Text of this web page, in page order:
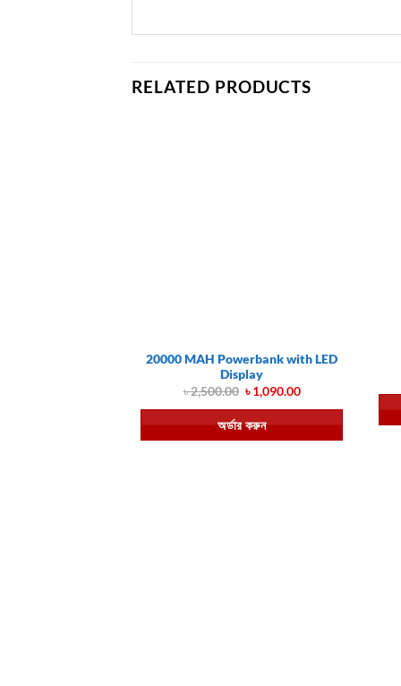
RELATED PRODUCTS
20000 MAH Powerbank with LED
Display
৳2,500.00 Original
price
was:
৳ 2,500.00.
৳1,090.00Current
is:
৳ 1,090.00.
অর্ডার করুন